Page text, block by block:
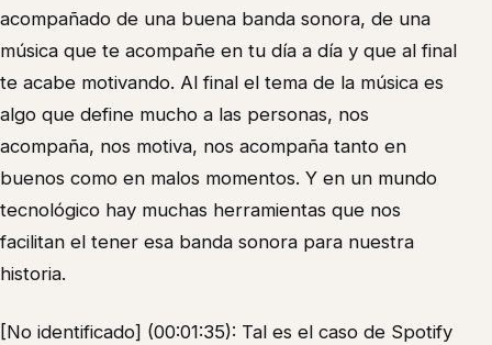
acompañado de una buena banda sonora, de una
música que te acompañe en tu día a día y que al final
te acabe motivando. Al final el tema de la música es
algo que define mucho a las personas, nos
acompaña, nos motiva, nos acompaña tanto en
buenos como en malos momentos. Y en un mundo
tecnológico hay muchas herramientas que nos
facilitan el tener esa banda sonora para nuestra
historia.
[No identificado] (00:01:35): Tal es el caso de Spotify